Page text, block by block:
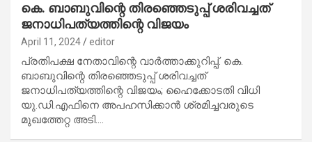
കെ. ബാബുവിന്റെ തിരഞ്ഞെടുപ്പ് ശരിവച്ചത്
ജനാധിപത്യത്തിന്റെ വിജയം
April 11, 2024 editor
പ്രതിപക്ഷ നേതാവിന്റെ വാര്‍ത്താക്കുറിപ്പ്. കെ.
ബാബുവിന്റെ തിരഞ്ഞെടുപ്പ് ശരിവച്ചത്
ജനാധിപത്യത്തിന്റെ വിജയം; ഹൈക്കോടതി വിധി
യു.ഡി.എഫിനെ അപഹസിക്കാന്‍ ശ്രമിച്ചവരുടെ
മുഖത്തേറ്റ അടി.…